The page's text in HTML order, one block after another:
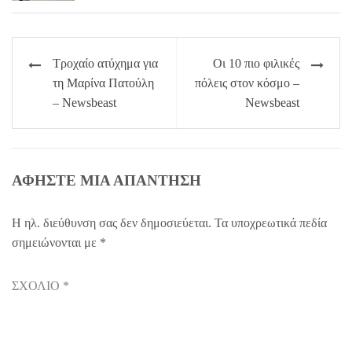
Πλοήγηση
άρθρων
Τροχαίο ατύχημα για
τη Μαρίνα Πατούλη
– Newsbeast
Οι 10 πιο φιλικές
πόλεις στον κόσμο –
Newsbeast
ΑΦΉΣΤΕ ΜΙΑ ΑΠΆΝΤΗΣΗ
Η ηλ. διεύθυνση σας δεν δημοσιεύεται. Τα υποχρεωτικά πεδία
σημειώνονται με *
ΣΧΌΛΙΟ *